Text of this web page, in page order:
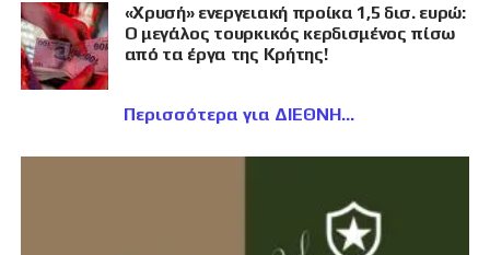
«Χρυσή» ενεργειακή προίκα 1,5 δισ. ευρώ:
Ο μεγάλος τουρκικός κερδισμένος πίσω
από τα έργα της Κρήτης!
Περισσότερα για ΔΙΕΘΝΗ